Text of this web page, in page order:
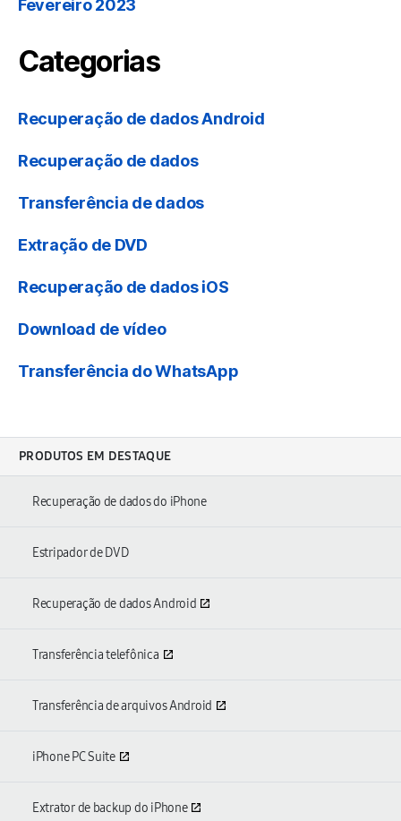
Fevereiro 2023
Categorias
Recuperação de dados Android
Recuperação de dados
Transferência de dados
Extração de DVD
Recuperação de dados iOS
Download de vídeo
Transferência do WhatsApp
PRODUTOS EM DESTAQUE
Recuperação de dados do iPhone
Estripador de DVD
Recuperação de dados Android
Transferência telefônica
Transferência de arquivos Android
iPhone PC Suite
Extrator de backup do iPhone